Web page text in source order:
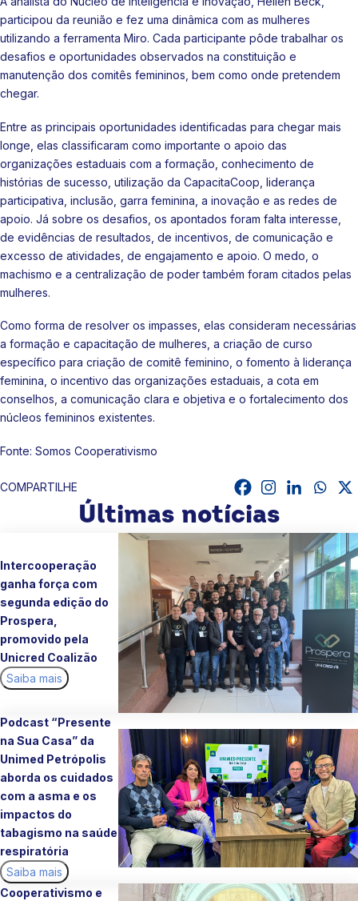
participou da reunião e fez uma dinâmica com as mulheres
utilizando a ferramenta Miro. Cada participante pôde trabalhar os
desafios e oportunidades observados na constituição e
manutenção dos comitês femininos, bem como onde pretendem
chegar.
Entre as principais oportunidades identificadas para chegar mais
longe, elas classificaram como importante o apoio das
organizações estaduais com a formação, conhecimento de
histórias de sucesso, utilização da CapacitaCoop, liderança
participativa, inclusão, garra feminina, a inovação e as redes de
apoio. Já sobre os desafios, os apontados foram falta interesse,
de evidências de resultados, de incentivos, de comunicação e
excesso de atividades, de engajamento e apoio. O medo, o
machismo e a centralização de poder também foram citados pelas
mulheres.
Como forma de resolver os impasses, elas consideram necessárias
a formação e capacitação de mulheres, a criação de curso
específico para criação de comitê feminino, o fomento à liderança
feminina, o incentivo das organizações estaduais, a cota em
conselhos, a comunicação clara e objetiva e o fortalecimento dos
núcleos femininos existentes.
Fonte: Somos Cooperativismo
COMPARTILHE
Últimas notícias
Intercooperação
ganha força com
segunda edição do
Prospera,
promovido pela
Unicred Coalizão
Saiba mais
Podcast “Presente
na Sua Casa” da
Unimed Petrópolis
aborda os cuidados
com a asma e os
impactos do
tabagismo na saúde
respiratória
Saiba mais
Cooperativismo e